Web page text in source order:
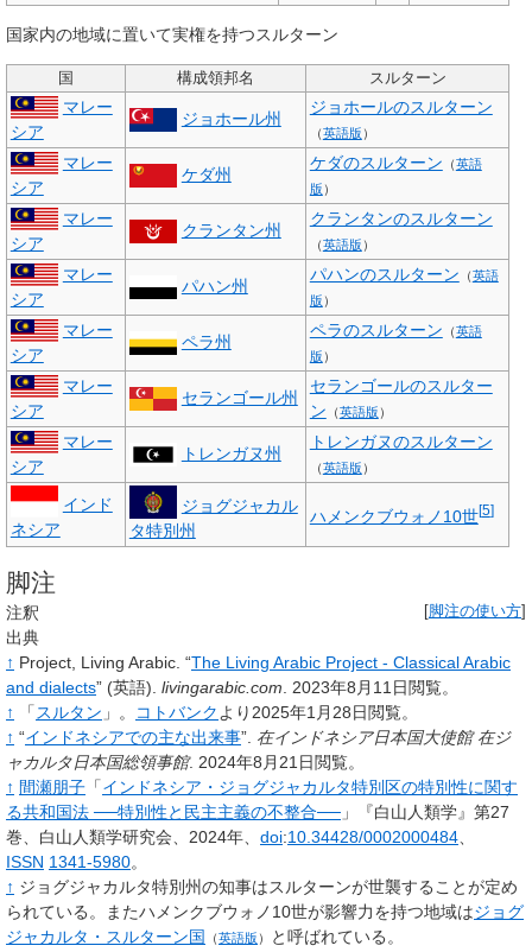
国家内の地域に置いて実権を持つスルターン
国 構成領邦名 スルターン
マレー
シア
ジョホール州
ジョホールのスルターン
（英語版 ）
マレー
シア
ケダ州
ケダのスルターン （英語
版 ）
マレー
シア
クランタン州
クランタンのスルターン
（英語版 ）
マレー
シア
パハン州
パハンのスルターン （英語
版 ）
マレー
シア
ペラ州
ペラのスルターン （英語
版 ）
マレー
シア
セランゴール州
セランゴールのスルター
ン （英語版 ）
マレー
シア
トレンガヌ州
トレンガヌのスルターン
（英語版 ）
インド
ネシア
ジョグジャカル
タ特別州
ハメンクブウォノ10世[5]
脚注
[脚注の使い方]
注釈
出典
↑ Project, Living Arabic. “The Living Arabic Project - Classical Arabic
and dialects” (英語). livingarabic.com
2023年8月11日閲覧。
↑
「スルタン 」 。 コトバンク より2025年1月28日閲覧。
↑ “インドネシアでの主な出来事”. 在インドネシア日本国大使館 在ジ
ャカルタ日本国総領事館. 2024年8月21日閲覧。
↑ 間瀬朋子 「インドネシア・ジョグジャカルタ特別区の特別性に関す
る共和国法 ──特別性と民主主義の不整合── 」『白山人類学』第27
巻、白山人類学研究会、2024年、 doi:10.34428/0002000484
ISSN 1341-5980。
↑ ジョグジャカルタ特別州の知事はスルターンが世襲することが定め
られている。またハメンクブウォノ10世が影響力を持つ地域はジョグ
ジャカルタ・スルターン国 （英語版 ） と呼ばれている。